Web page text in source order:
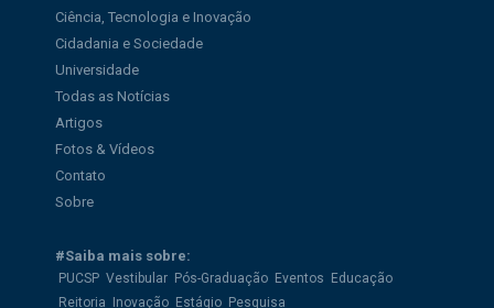
Ciência, Tecnologia e Inovação
Cidadania e Sociedade
Universidade
Todas as Notícias
Artigos
Fotos & Vídeos
Contato
Sobre
#Saiba mais sobre:
PUCSP Vestibular Pós-Graduação Eventos
Educação
Reitoria
Inovação Estágio Pesquisa